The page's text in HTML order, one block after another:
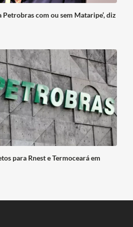
Petrobras com ou sem Mataripe’, diz
para Rnest e Termoceará em